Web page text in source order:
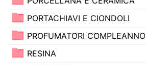
PORTACHIAVI E CIONDOLI
PROFUMATORI COMPLEANNO
RESINA